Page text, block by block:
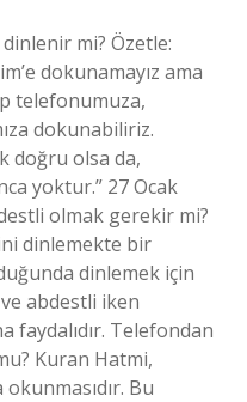
mi? Özetle:
dokunamayız ama
telefonumuza,
dokunabiliriz.
doğru olsa da,
yoktur.” 27 Ocak
olmak gerekir mi?
dinlemekte bir
dinlemek için
abdestli iken
faydalıdır. Telefondan
Kuran Hatmi,
Bu